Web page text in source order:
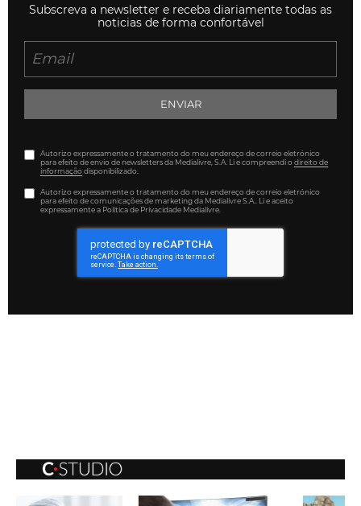
Subscreva a newsletter e receba diariamente todas as
noticias de forma confortável
ENVIAR
Autorizo expressamente o tratamento do meu endereço de correio eletrónico
para efeito de envio de newsletters da Medialivre, S.A. Li e compreendi odireito de
informaçãodisponibilizado.
Autorizo expressamente o tratamento do meu endereço de correio eletrónico
para efeito de comunicações de marketing da Medialivre S.A.. Li e aceito
expressamente a Política de Privacidade Medialivre.